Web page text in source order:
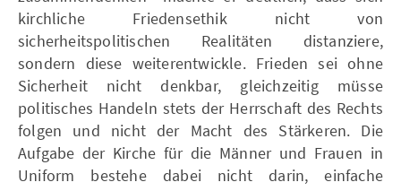
kirchliche Friedensethik nicht von
sicherheitspolitischen Realitäten distanziere,
sondern diese weiterentwickle. Frieden sei ohne
Sicherheit nicht denkbar, gleichzeitig müsse
politisches Handeln stets der Herrschaft des Rechts
folgen und nicht der Macht des Stärkeren. Die
Aufgabe der Kirche für die Männer und Frauen in
Uniform bestehe dabei nicht darin, einfache